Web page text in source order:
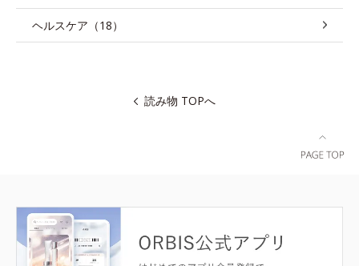
ヘルスケア（18）
読み物 TOPへ